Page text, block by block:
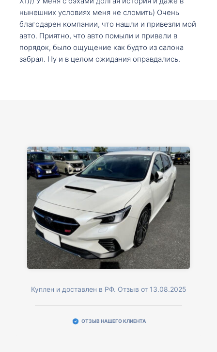
нынешних условиях меня не сломить) Очень
благодарен компании, что нашли и привезли мой
авто. Приятно, что авто помыли и привели в
порядок, было ощущение как будто из салона
забрал. Ну и в целом ожидания оправдались.
Куплен и доставлен в РФ. Отзыв от 13.08.2025
ОТЗЫВ НАШЕГО КЛИЕНТА